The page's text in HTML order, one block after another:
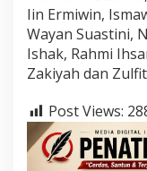
Iin Ermiwin,
Wayan Suastini,
Ishak, Rahmi
Zakiyah dan
Post Views: